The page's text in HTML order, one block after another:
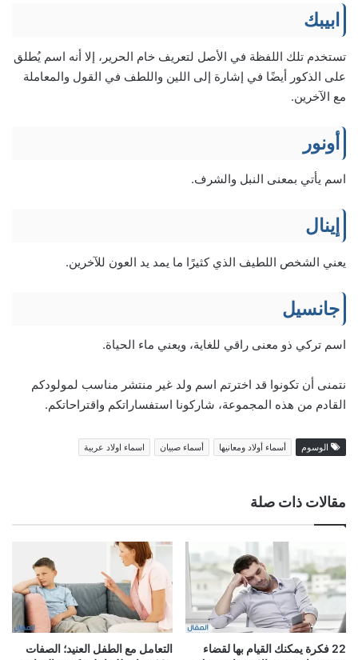
ابيبك
تستخدم تلك اللفظة في الأصل لتعريف خام الحرير، إلا أنه اسم يُطلق
على الذكور أيضًا في إشارة إلى اللين واللطف في القول والمعاملة
مع الآخرين.
أونور
اسم يأتي بمعنى النبل والشرف.
إينال
يعني الشخص اللطيف الذي كثيرًا ما يمد يد العون للآخرين.
جانسيل
اسم تركي ذو معنى راقي للغاية، ويعني ماء الحياة.
نتمنى أن تكونوا قد اخترتم اسم ولد غير منتشر مناسب لمولودكم
القادم من هذه المجموعة، شاركونا استفساراتكم واقتراحاتكم.
الوسوم أسماء أولاد ومعانيها أسماء صبيان اسماء اولاد عربية
مقالات ذات صلة
22 فكرة يمكنك القيام بها لقضاء
التعامل مع الطفل العنيد؛ الصفات